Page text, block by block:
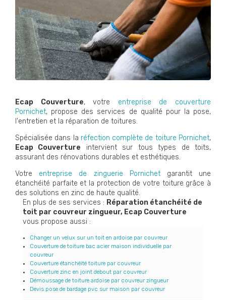
Ecap Couverture, votre entreprise de couverture
Pornichet, propose des services de qualité pour la pose,
l'entretien et la réparation de toitures.
Spécialisée dans la réfection complète de toiture Pornichet,
Ecap Couverture intervient sur tous types de toits,
assurant des rénovations durables et esthétiques.
Votre entreprise de zinguerie Pornichetgarantit une
étanchéité parfaite et la protection de votre toiture grâce à
des solutions en zinc de haute qualité.
En plus de ses services : Réparation étanchéité de
toit par couvreur zingueur, Ecap Couverture
vous propose aussi :
Changer un velux sur un toit en ardoise par couvreur
Couverture de toiture bac acier maison individuelle par
couvreur
Couverture étanchéité toiture par couvreur
Couverture zinc en joint debout par couvreur
Démoussage de toiture ardoise par couvreur zingueur
Devis pose de bardage pvc sur maison par couvreur